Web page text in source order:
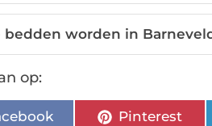
bedden worden in
op:
Pinterest